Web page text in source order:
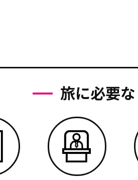
旅に必要